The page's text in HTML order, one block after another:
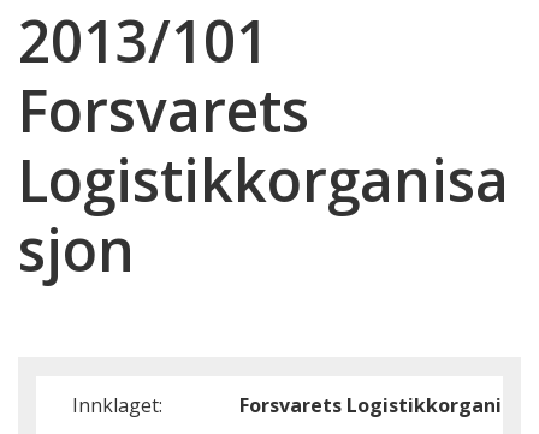
2013/101
Forsvarets
Logistikkorganisa
sjon
Innklaget: Forsvarets